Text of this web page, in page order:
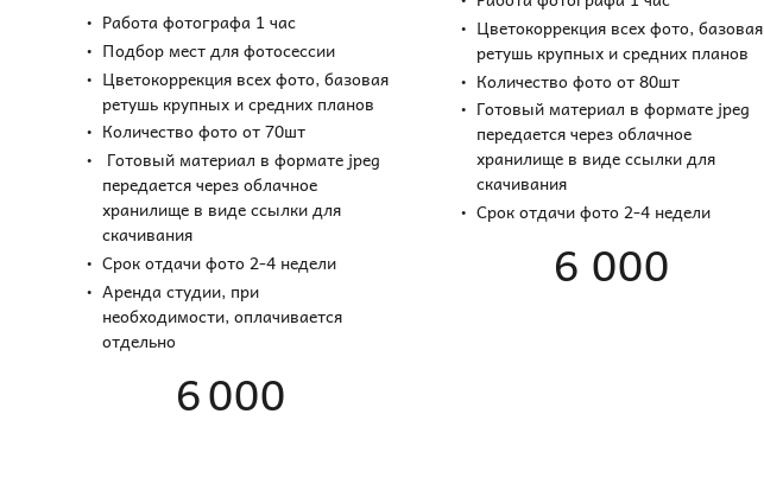
Работа фотографа 1 час
Подбор мест для фотосессии
Цветокоррекция всех фото, базовая
ретушь крупных и средних планов
Количество фото от 70шт
Готовый материал в формате jpeg
передается через облачное
хранилище в виде ссылки для
скачивания
Срок отдачи фото 2-4 недели
Аренда студии, при
необходимости, оплачивается
отдельно
6 000
Цветокоррекция всех фото, базовая
ретушь крупных и средних планов
Количество фото от 80шт
Готовый материал в формате jpeg
передается через облачное
хранилище в виде ссылки для
скачивания
Срок отдачи фото 2-4 недели
6 000